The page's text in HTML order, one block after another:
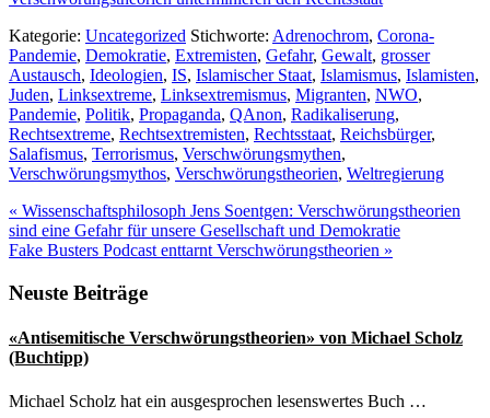
Kategorie: Uncategorized Stichworte: Adrenochrom, Corona-
Pandemie, Demokratie, Extremisten, Gefahr, Gewalt, grosser
Austausch, Ideologien, IS, Islamischer Staat, Islamismus, Islamisten,
Juden, Linksextreme, Linksextremismus, Migranten, NWO,
Pandemie, Politik, Propaganda, QAnon, Radikaliserung,
Rechtsextreme, Rechtsextremisten, Rechtsstaat, Reichsbürger,
Salafismus, Terrorismus, Verschwörungsmythen,
Verschwörungsmythos, Verschwörungstheorien, Weltregierung
Vorheriger
Beitrag:
« Wissenschaftsphilosoph Jens Soentgen: Verschwörungstheorien
sind eine Gefahr für unsere Gesellschaft und Demokratie
Nächster
Fake Busters Podcast enttarnt Verschwörungstheorien »
Seitenspalte
Neuste Beiträge
«Antisemitische Verschwörungstheorien» von Michael Scholz
(Buchtipp)
Michael Scholz hat ein ausgesprochen lesenswertes Buch …